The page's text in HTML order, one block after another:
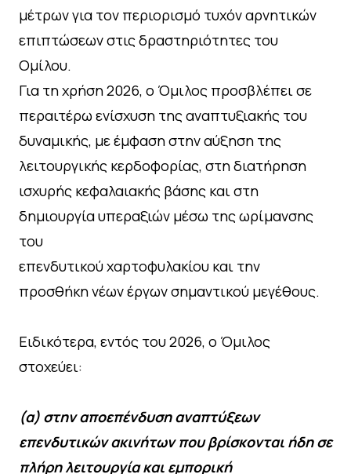
μέτρων για τον περιορισμό τυχόν αρνητικών
επιπτώσεων στις δραστηριότητες του
Ομίλου.
Για τη χρήση 2026, ο Όμιλος προσβλέπει σε
περαιτέρω ενίσχυση της αναπτυξιακής του
δυναμικής, με έμφαση στην αύξηση της
λειτουργικής κερδοφορίας, στη διατήρηση
ισχυρής κεφαλαιακής βάσης και στη
δημιουργία υπεραξιών μέσω της ωρίμανσης
του
επενδυτικού χαρτοφυλακίου και την
προσθήκη νέων έργων σημαντικού μεγέθους.
Ειδικότερα, εντός του 2026, ο Όμιλος
στοχεύει:
(α) στην αποεπένδυση αναπτύξεων
επενδυτικών ακινήτων που βρίσκονται ήδη σε
πλήρη λειτουργία και εμπορική